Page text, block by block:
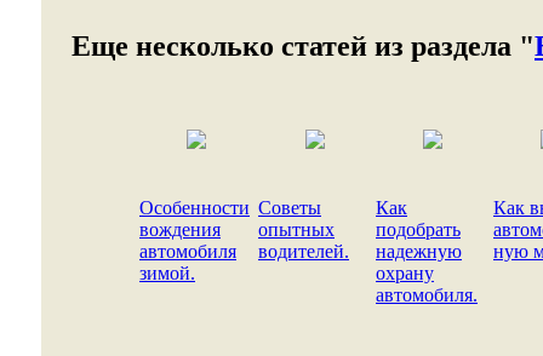
Еще несколько статей из раздела "
Особенности
вождения
автомобиля
зимой.
Советы
опытных
водителей.
Как
подобрать
надежную
охрану
автомобиля.
Как
ную